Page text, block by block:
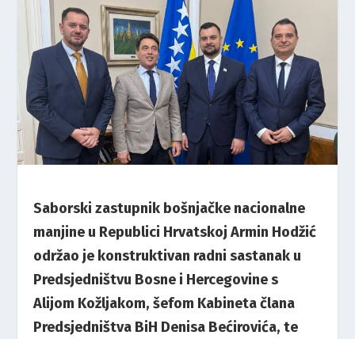
Saborski zastupnik bošnjačke nacionalne
manjine u Republici Hrvatskoj Armin Hodžić
održao je konstruktivan radni sastanak u
Predsjedništvu Bosne i Hercegovine s
Alijom Kožljakom, šefom Kabineta člana
Predsjedništva BiH Denisa Bećirovića, te